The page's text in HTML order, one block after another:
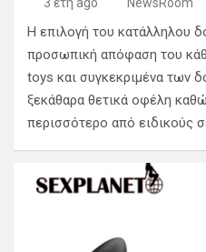
Η επιλογή του κατάλληλου
προσωπική απόφαση του
toys και συγκεκριμένα των
ξεκάθαρα θετικά οφέλη
περισσότερο από ειδικούς